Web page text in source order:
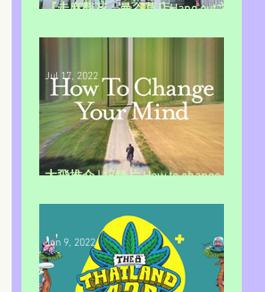
『走麻觀花：曼谷草店Hang out之
大飛推介 | 紀錄片 How to change
Jul 17, 2022
Jun 9, 2022